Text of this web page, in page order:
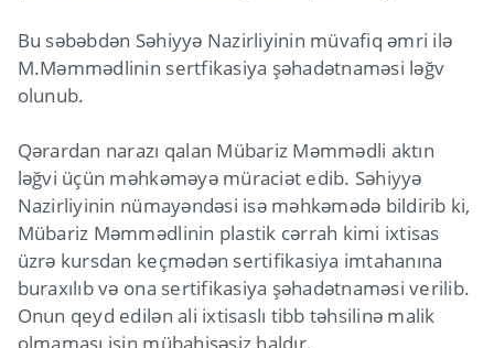
Bu səbəbdən Səhiyyə Nazirliyinin müvafiq əmri ilə
M.Məmmədlinin sertfikasiya şəhadətnaməsi ləğv
olunub.
Qərardan narazı qalan Mübariz Məmmədli aktın
ləğvi üçün məhkəməyə müraciət edib. Səhiyyə
Nazirliyinin nümayəndəsi isə məhkəmədə bildirib ki,
Mübariz Məmmədlinin plastik cərrah kimi ixtisas
üzrə kursdan keçmədən sertifikasiya imtahanına
buraxılıb və ona sertifikasiya şəhadətnaməsi verilib.
Onun qeyd edilən ali ixtisaslı tibb təhsilinə malik